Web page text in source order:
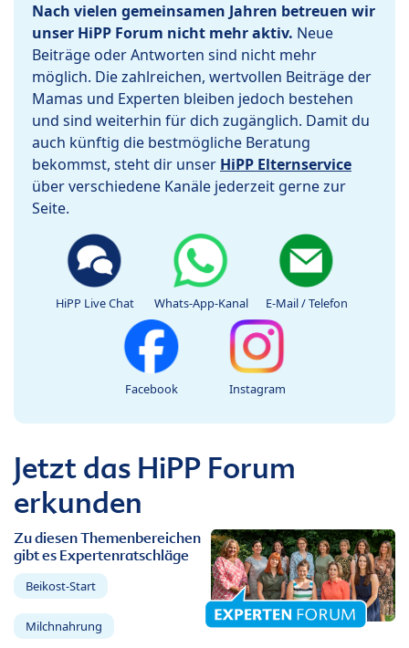
Nach vielen gemeinsamen Jahren betreuen wir
unser HiPP Forum nicht mehr aktiv. Neue
Beiträge oder Antworten sind nicht mehr
möglich. Die zahlreichen, wertvollen Beiträge der
Mamas und Experten bleiben jedoch bestehen
und sind weiterhin für dich zugänglich. Damit du
auch künftig die bestmögliche Beratung
bekommst, steht dir unser HiPP Elternservice
über verschiedene Kanäle jederzeit gerne zur
Seite.
HiPP Live Chat Whats-App-Kanal E-Mail / Telefon
Facebook Instagram
Jetzt das HiPP Forum
erkunden
Zu diesen Themenbereichen
gibt es Expertenratschläge
Beikost-Start
Milchnahrung